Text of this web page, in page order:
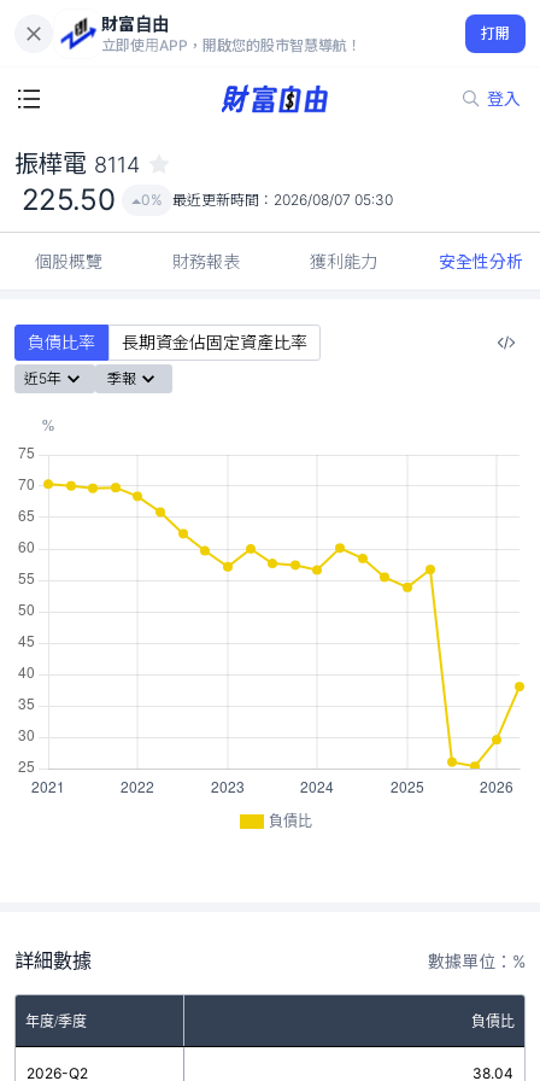
財富自由
立即使用APP，開啟您的股市智慧導航！
打開
登入
225.50
0%
振樺電 8114
225.50 0% 最近更新時間： 2026/08/07 05:30
個股概覽 財務報表 獲利能力 安全性分析
負債比率 長期資金佔固定資產比率
近5年 季報
負債比
詳細數據 數據單位：%
年度/季度 負債比
2026-Q2 38.04